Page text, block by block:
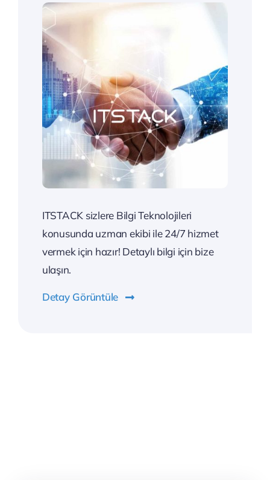
ITSTACK sizlere Bilgi Teknolojileri
konusunda uzman ekibi ile 24/7 hizmet
vermek için hazır! Detaylı bilgi için bize
ulaşın.
Detay Görüntüle